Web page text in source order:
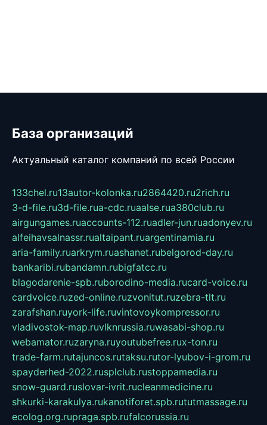
База организаций
Актуальный каталог компаний по всей России
133chel.ru13autor-kolonka.ru2864420.ru2rich.ru
3-d-file.ru3d-file.rua-cdc.ruaalse.rua380club.ru
airgungames.ruaccounts-112.ruadler-jun.ruadonyev.ru
alfeihavsalnassr.rualtaipant.ruargentinamia.ru
aria-family.ruarkrym.ruashanet.rubelgorod-day.ru
bankaribi.rubandamn.rubigfatcc.ru
blagodarenie-spb.ruborodino-media.rucard-voice.ru
cardvoice.ruzed-online.ruzvonitut.ruzebra-tlt.ru
zarafshan.ruyork-life.ruvintovoykompressor.ru
vladivostok-map.ruvlknrussia.ruwasabi-shop.ru
webamator.ruzaryna.ruyoutubefree.rux-ton.ru
trade-farm.rutajuncos.rutaksu.rutor-lyubov-i-grom.ru
spayderhed-2022.rusplclub.rustoppamedia.ru
snow-guard.ruslovar-ivrit.rucleanmedicine.ru
shkurki-karakulya.rukanotiforet.spb.rututmassage.ru
ecolog.org.rupraga.spb.rufalcorussia.ru